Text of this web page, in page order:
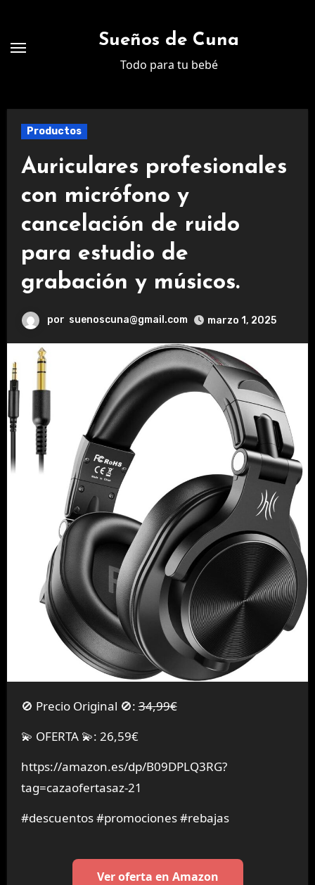
contenido
Sueños de Cuna
Todo para tu bebé
Productos
Auriculares profesionales
con micrófono y
cancelación de ruido
para estudio de
grabación y músicos.
por suenoscuna@gmail.com marzo 1, 2025
🚫 Precio Original 🚫:34,99€
💫 OFERTA 💫: 26,59€
https://amazon.es/dp/B09DPLQ3RG?
tag=cazaofertasaz-21
#descuentos #promociones #rebajas
Ver oferta en Amazon